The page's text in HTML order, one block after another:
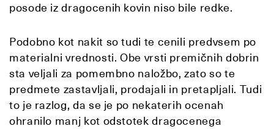
posode iz dragocenih kovin niso bile redke.
Podobno kot nakit so tudi te cenili predvsem po
materialni vrednosti. Obe vrsti premičnih dobrin
sta veljali za pomembno naložbo, zato so te
predmete zastavljali, prodajali in pretapljali. Tudi
to je razlog, da se je po nekaterih ocenah
ohranilo manj kot odstotek dragocenega